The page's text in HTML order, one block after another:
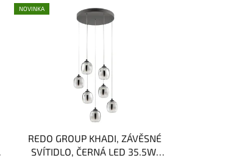
NOVINKA
REDO GROUP KHADI, ZÁVĚSNÉ
SVÍTIDLO, ČERNÁ LED 35.5W,